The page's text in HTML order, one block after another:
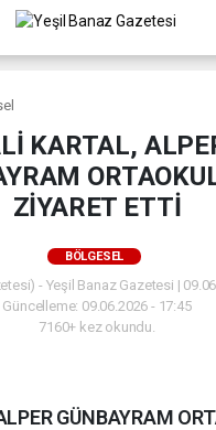
KARTAL,
ZİYARET ETTİ
BÖLGESEL
- Yeşil Banaz Gazetesi |
Güncelleme: 09.06.2026 - 17:45
7160+ kez okundu.
GÜNBAYRAM